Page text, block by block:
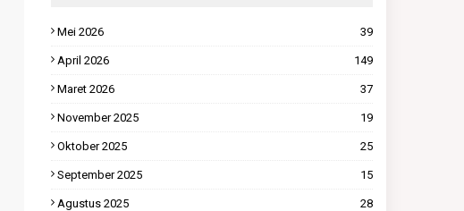
Mei 2026 39
April 2026 149
Maret 2026 37
November 2025 19
Oktober 2025 25
September 2025 15
Agustus 2025 28